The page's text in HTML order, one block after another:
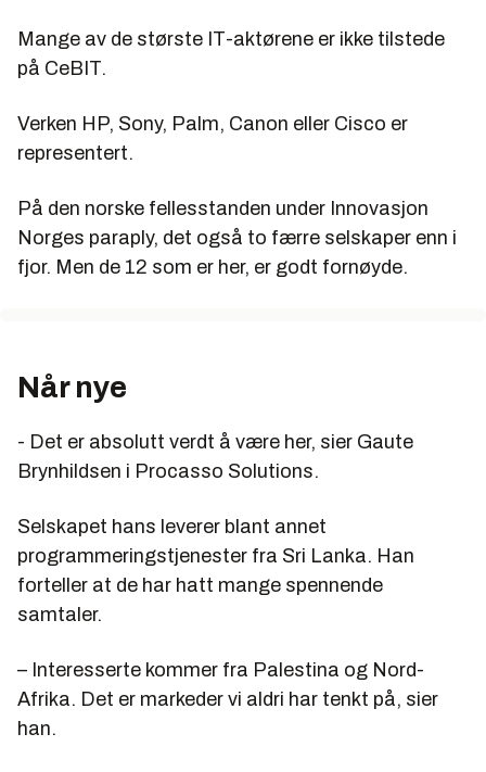
Mange av de største IT-aktørene er ikke tilstede
på CeBIT.
Verken HP, Sony, Palm, Canon eller Cisco er
representert.
På den norske fellesstanden under Innovasjon
Norges paraply, det også to færre selskaper enn i
fjor. Men de 12 som er her, er godt fornøyde.
Når nye
- Det er absolutt verdt å være her, sier Gaute
Brynhildsen i Procasso Solutions.
Selskapet hans leverer blant annet
programmeringstjenester fra Sri Lanka. Han
forteller at de har hatt mange spennende
samtaler.
– Interesserte kommer fra Palestina og Nord-
Afrika. Det er markeder vi aldri har tenkt på, sier
han.